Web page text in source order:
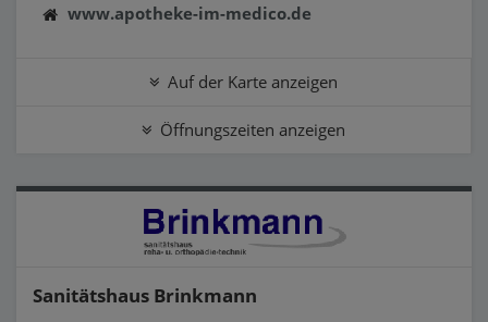
www.apotheke-im-medico.de
Auf der Karte anzeigen
Öffnungszeiten anzeigen
Sanitätshaus Brinkmann